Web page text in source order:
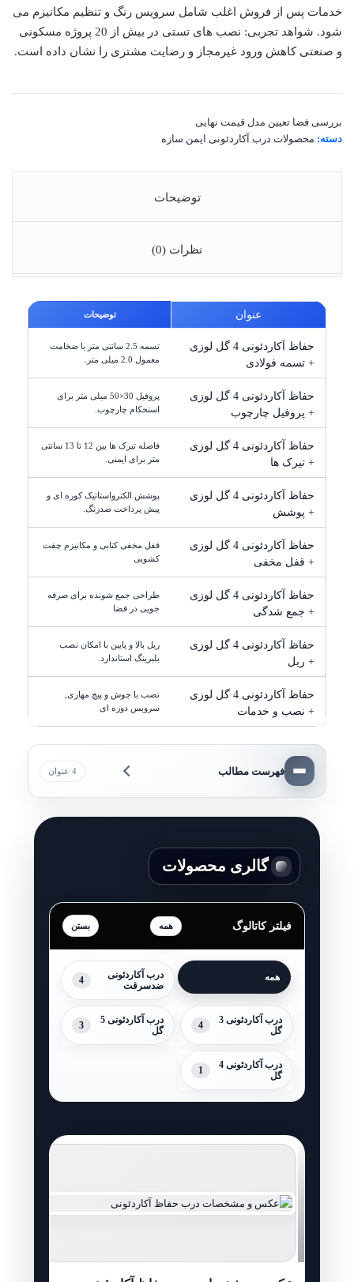
خدمات پس از فروش اغلب شامل سرویس رنگ و تنظیم مکانیزم می
شود. شواهد تجربی: نصب های تستی در بیش از 20 پروژه مسکونی
و صنعتی کاهش ورود غیرمجاز و رضایت مشتری را نشان داده است.
بررسی فضا تعیین مدل قیمت نهایی
دسته: محصولات درب آکاردئونی ایمن سازه
توضیحات
نظرات (0)
عنوان توضیحات
حفاظ آکاردئونی 4 گل لوزی
+ تسمه فولادی
تسمه 2.5 سانتی متر با ضخامت
معمول 2.0 میلی متر.
حفاظ آکاردئونی 4 گل لوزی
+ پروفیل چارچوب
پروفیل 30×50 میلی متر برای
استحکام چارچوب.
حفاظ آکاردئونی 4 گل لوزی
+ تیرک ها
فاصله تیرک ها بین 12 تا 13 سانتی
متر برای ایمنی.
حفاظ آکاردئونی 4 گل لوزی
+ پوشش
پوشش الکترواستاتیک کوره ای و
پیش پرداخت ضدزنگ.
حفاظ آکاردئونی 4 گل لوزی
+ قفل مخفی
قفل مخفی کتابی و مکانیزم چفت
کشویی
حفاظ آکاردئونی 4 گل لوزی
+ جمع شدگی
طراحی جمع شونده برای صرفه
جویی در فضا
حفاظ آکاردئونی 4 گل لوزی
+ ریل
ریل بالا و پایین با امکان نصب
بلبرینگ استاندارد.
حفاظ آکاردئونی 4 گل لوزی
+ نصب و خدمات
نصب با جوش و پیچ مهاری,
سرویس دوره ای
فهرست مطالب 4 عنوان
گالری محصولات
فیلتر کاتالوگ همه
همه
درب آکاردئونی
ضدسرقت
4
درب آکاردئونی 3
گل
4
درب آکاردئونی 5
گل
3
درب آکاردئونی 4
گل
1